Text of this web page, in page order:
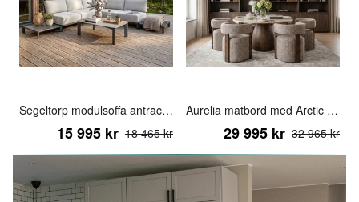
Segeltorp modulsoffa antracit alt.7
18 465 kr
15 995 kr
Aurelia matbord med Arctic karmstol
32 965 kr
29 995 kr